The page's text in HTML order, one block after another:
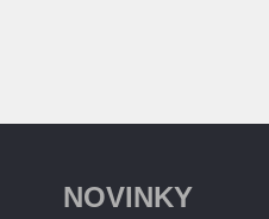
NOVINKY